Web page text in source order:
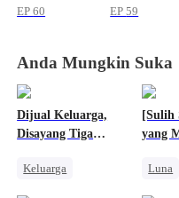
Kecil
EP60
Kecil
EP59
Anda Mungkin Suka
Dijual Keluarga,
Disayang Tiga
Keluarga
[Sulih
yang
Luna